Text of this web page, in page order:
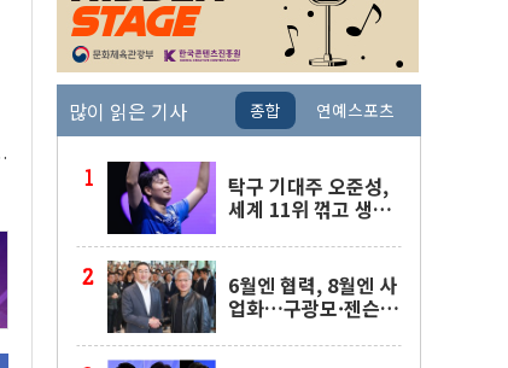
많이 읽은 기사 종합 연예스포츠
탁구 기대주 오준성,
세계 11위 꺾고 생애
강행
6월엔 협력, 8월엔 사
업화…구광모·젠슨